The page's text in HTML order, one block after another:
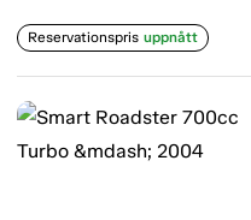
Reservationspris uppnått